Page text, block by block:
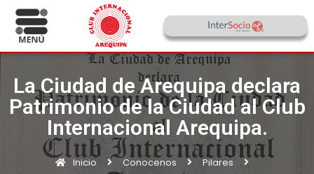
La Ciudad de Arequipa declara
Patrimonio de la Ciudad al Club
Internacional Arequipa.
Inicio Conocenos
Pilares